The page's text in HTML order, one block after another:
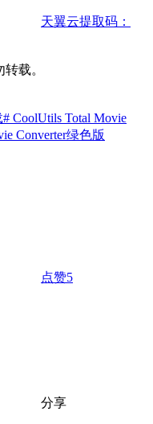
天翼云提取码：
载。
# CoolUtils Total Movie
Converter绿色版
点赞5
分享